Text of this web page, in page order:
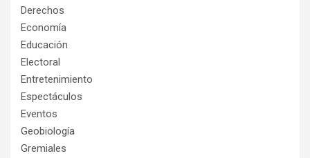
Derechos
Economía
Educación
Electoral
Entretenimiento
Espectáculos
Eventos
Geobiología
Gremiales